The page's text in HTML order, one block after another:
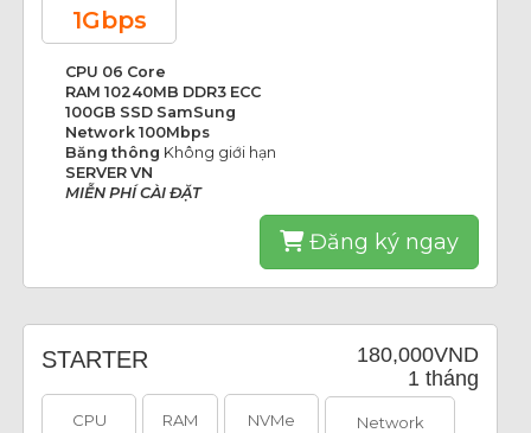
1Gbps
CPU 06 Core
RAM 10240MB DDR3 ECC
100GB SSD SamSung
Network 100Mbps
Băng thông Không giới hạn
SERVER VN
MIỄN PHÍ CÀI ĐẶT
Đăng ký ngay
180,000VND
1 tháng
STARTER
CPU RAM NVMe Network